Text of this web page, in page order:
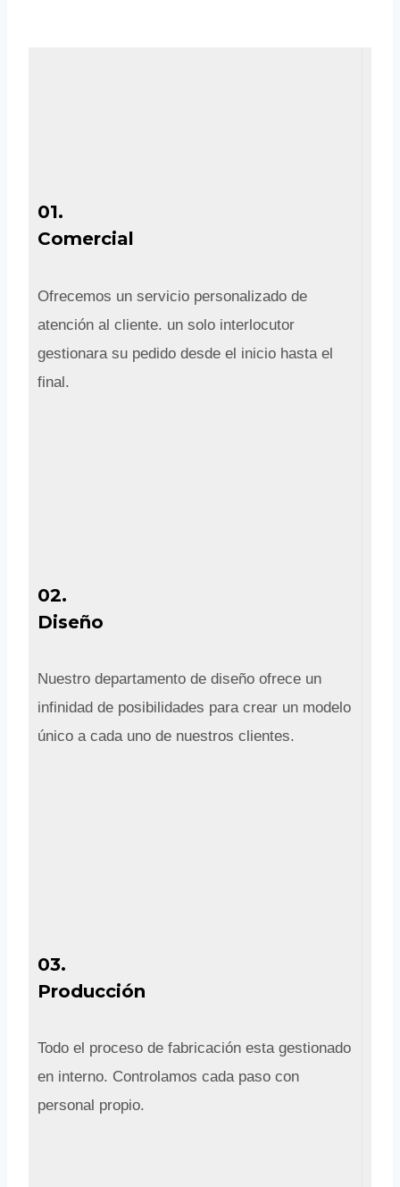
01.
Comercial
Ofrecemos un servicio personalizado de
atención al cliente. un solo interlocutor
gestionara su pedido desde el inicio hasta el
final.
02.
Diseño
Nuestro departamento de diseño ofrece un
infinidad de posibilidades para crear un modelo
único a cada uno de nuestros clientes.
03.
Producción
Todo el proceso de fabricación esta gestionado
en interno. Controlamos cada paso con
personal propio.